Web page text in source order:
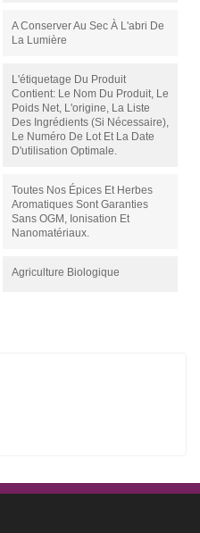
A Conserver Au Sec À L'abri De
La Lumière
L'étiquetage Du Produit
Contient: Le Nom Du Produit, Le
Poids Net, L'origine, La Liste
Des Ingrédients (si Nécessaire),
Le Numéro De Lot Et La Date
D'utilisation Optimale.
Toutes Nos Épices Et Herbes
Aromatiques Sont Garanties
Sans OGM, Ionisation Et
Nanomatériaux.
Agriculture Biologique